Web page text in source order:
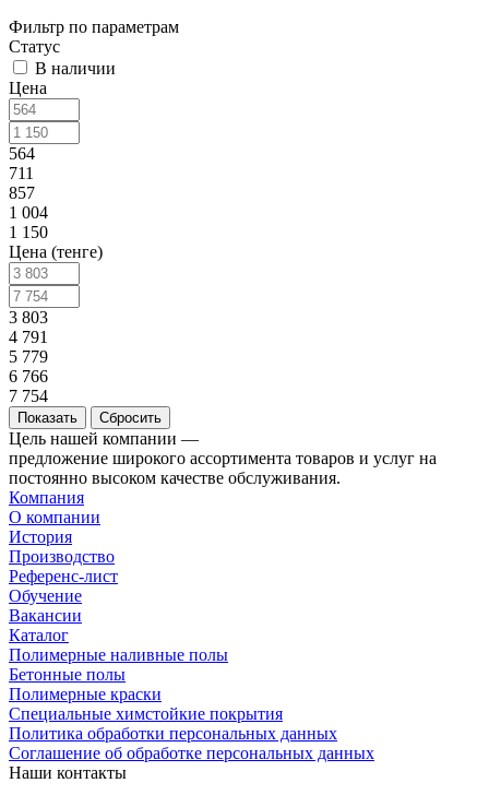
Фильтр по параметрам
Статус
В наличии
Цена
564
711
857
1 004
1 150
Цена (тенге)
3 803
4 791
5 779
6 766
7 754
Сбросить
Цель нашей компании —
предложение широкого ассортимента товаров и услуг на
постоянно высоком качестве обслуживания.
Компания
О компании
История
Производство
Референс-лист
Обучение
Вакансии
Каталог
Полимерные наливные полы
Бетонные полы
Полимерные краски
Специальные химстойкие покрытия
Политика обработки персональных данных
Cоглашение об обработке персональных данных
Наши контакты